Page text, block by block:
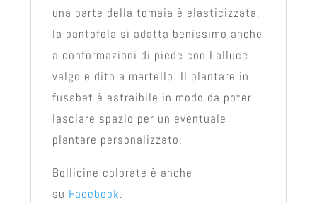
una parte della tomaia è elasticizzata,
la pantofola si adatta benissimo anche
a conformazioni di piede con l’alluce
valgo e dito a martello. Il plantare in
fussbet è estraibile in modo da poter
lasciare spazio per un eventuale
plantare personalizzato.
Bollicine colorate è anche
su Facebook.